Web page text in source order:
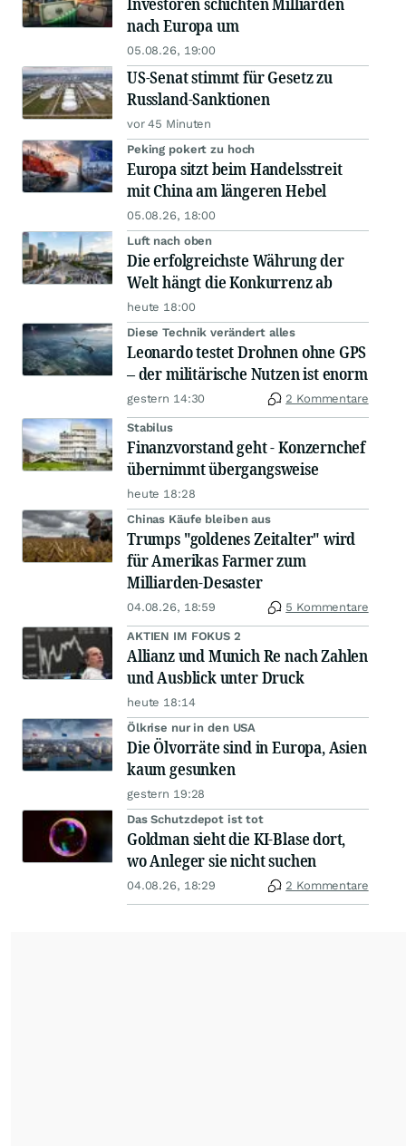
nach Europa um
05.08.26, 19:00
US-Senat stimmt für Gesetz zu
Russland-Sanktionen
vor 45 Minuten
Peking pokert zu hoch
Europa sitzt beim Handelsstreit
mit China am längeren Hebel
05.08.26, 18:00
Luft nach oben
Die erfolgreichste Währung der
Welt hängt die Konkurrenz ab
heute 18:00
Diese Technik verändert alles
Leonardo testet Drohnen ohne GPS
– der militärische Nutzen ist enorm
gestern 14:30 2 Kommentare
Stabilus
Finanzvorstand geht - Konzernchef
übernimmt übergangsweise
heute 18:28
Chinas Käufe bleiben aus
Trumps "goldenes Zeitalter" wird
für Amerikas Farmer zum
Milliarden-Desaster
04.08.26, 18:59 5 Kommentare
AKTIEN IM FOKUS 2
Allianz und Munich Re nach Zahlen
und Ausblick unter Druck
heute 18:14
Ölkrise nur in den USA
Die Ölvorräte sind in Europa, Asien
kaum gesunken
gestern 19:28
Das Schutzdepot ist tot
Goldman sieht die KI-Blase dort,
wo Anleger sie nicht suchen
04.08.26, 18:29 2 Kommentare